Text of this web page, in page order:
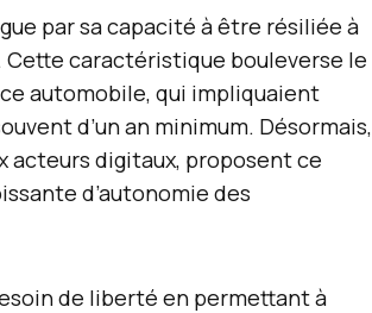
par sa capacité à être résiliée à
caractéristique bouleverse le
automobile, qui impliquaient
d’un an minimum. Désormais,
acteurs digitaux, proposent ce
d’autonomie des
de liberté en permettant à